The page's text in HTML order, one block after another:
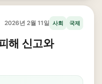
2026년 2월 11일 사회 국제
해 신고와